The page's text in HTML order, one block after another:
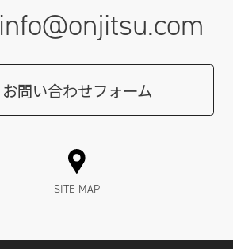
info@onjitsu.com
お問い合わせフォーム
SITE MAP